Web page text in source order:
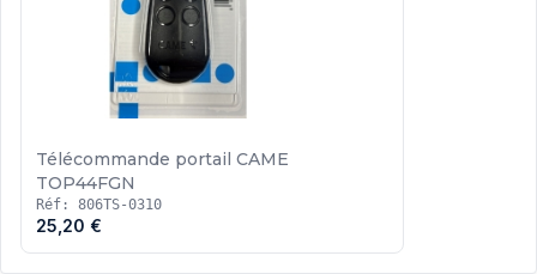
Télécommande portail CAME
TOP44FGN
Réf: 806TS-0310
25,20 €